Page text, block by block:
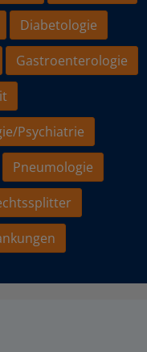
Diabetologie
Gastroenterologie
Psychiatrie
Pneumologie